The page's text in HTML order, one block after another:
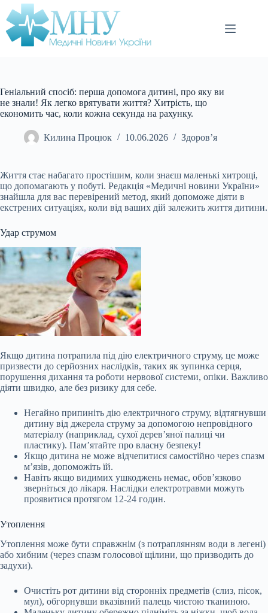
Перейти
до
вмісту
Геніальний спосіб: перша допомога дитині, про яку ви
не знали! Як легко врятувати життя? Хитрість, що
економить час, коли кожна секунда на рахунку.
Килина Процюк 10.06.2026 Здоров’я
Життя стає набагато простішим, коли знаєш маленькі хитрощі,
що допомагають у побуті. Редакція «Медичні новини України»
знайшла для вас перевірений метод, який допоможе діяти в
екстрених ситуаціях, коли від ваших дій залежить життя дитини.
Удар струмом
Якщо дитина потрапила під дію електричного струму, це може
призвести до серйозних наслідків, таких як зупинка серця,
порушення дихання та роботи нервової системи, опіки. Важливо
діяти швидко, але без ризику для себе.
Негайно припиніть дію електричного струму, відтягнувши
дитину від джерела струму за допомогою непровідного
матеріалу (наприклад, сухої дерев’яної палиці чи
пластику). Пам’ятайте про власну безпеку!
Якщо дитина не може відчепитися самостійно через спазм
м’язів, допоможіть їй.
Навіть якщо видимих ушкоджень немає, обов’язково
зверніться до лікаря. Наслідки електротравми можуть
проявитися протягом 12-24 годин.
Утоплення
Утоплення може бути справжнім (з потраплянням води в легені)
або хибним (через спазм голосової щілини, що призводить до
задухи).
Очистіть рот дитини від сторонніх предметів (слиз, пісок,
мул), обгорнувши вказівний палець чистою тканиною.